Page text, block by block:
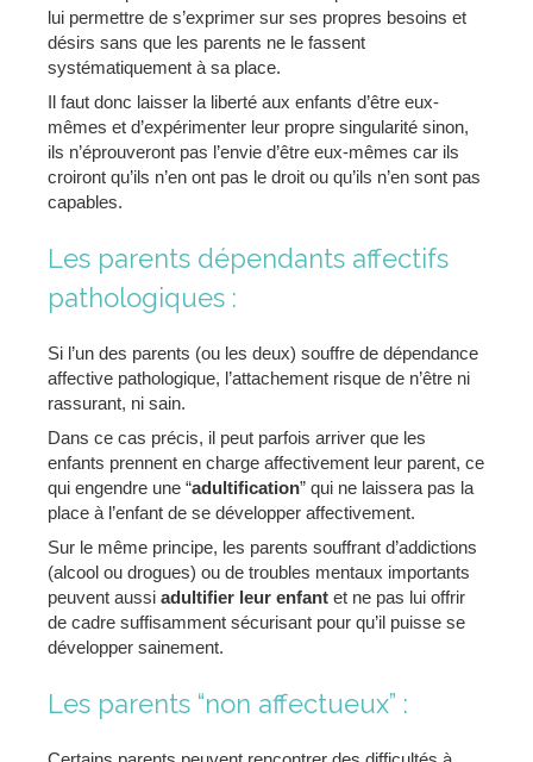
lui permettre de s’exprimer sur ses propres besoins et
désirs sans que les parents ne le fassent
systématiquement à sa place.
Il faut donc laisser la liberté aux enfants d’être eux-
mêmes et d’expérimenter leur propre singularité sinon,
ils n’éprouveront pas l’envie d’être eux-mêmes car ils
croiront qu’ils n’en ont pas le droit ou qu’ils n’en sont pas
capables.
Les parents dépendants affectifs
pathologiques :
Si l’un des parents (ou les deux) souffre de dépendance
affective pathologique, l’attachement risque de n’être ni
rassurant, ni sain.
Dans ce cas précis, il peut parfois arriver que les
enfants prennent en charge affectivement leur parent, ce
qui engendre une “adultification” qui ne laissera pas la
place à l’enfant de se développer affectivement.
Sur le même principe, les parents souffrant d’addictions
(alcool ou drogues) ou de troubles mentaux importants
peuvent aussi adultifier leur enfant et ne pas lui offrir
de cadre suffisamment sécurisant pour qu’il puisse se
développer sainement.
Les parents “non affectueux” :